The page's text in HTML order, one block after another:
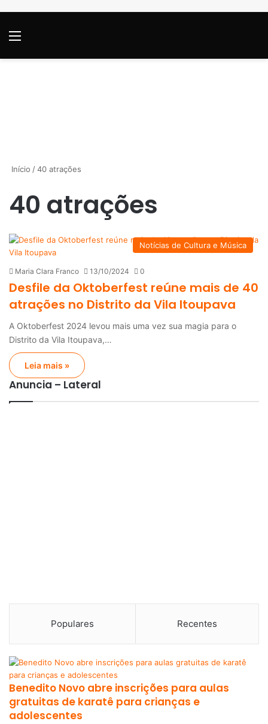
Início /40 atrações
40 atrações
Notícias de Cultura e Música
Maria Clara Franco 13/10/2024 0
Desfile da Oktoberfest reúne mais de 40
atrações no Distrito da Vila Itoupava
A Oktoberfest 2024 levou mais uma vez sua magia para o
Distrito da Vila Itoupava,…
Leia mais »
Anuncia – Lateral
Populares Recentes
Benedito Novo abre inscrições para aulas
gratuitas de karatê para crianças e
adolescentes